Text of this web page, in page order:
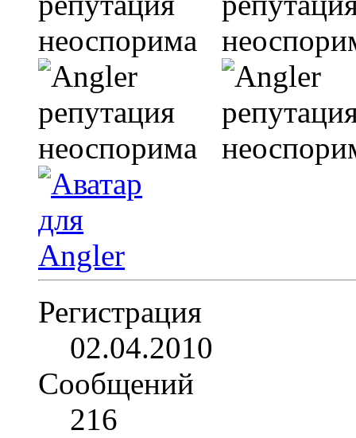
Регистрация
02.04.2010
Сообщений
216